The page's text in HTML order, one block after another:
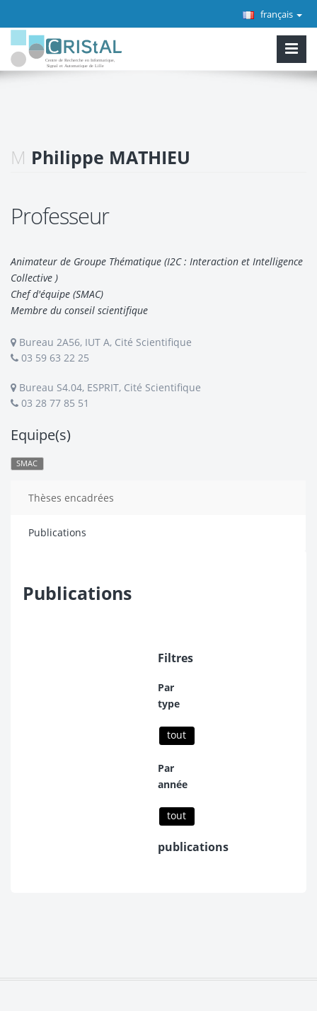
français
M Philippe MATHIEU
Professeur
Animateur de Groupe Thématique (I2C : Interaction et Intelligence
Collective )
Chef d'équipe (SMAC)
Membre du conseil scientifique
Bureau 2A56, IUT A, Cité Scientifique
03 59 63 22 25
Bureau S4.04, ESPRIT, Cité Scientifique
03 28 77 85 51
Equipe(s)
SMAC
Thèses encadrées
Publications
Publications